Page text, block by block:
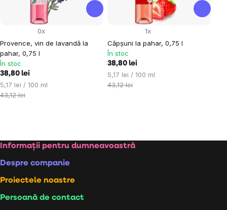
Provence, vin de lavandă la
pahar, 0,75 l
0x
În stoc
38,80 lei
Evaluare
preţ:
5,17 lei / 100 ml
43,12 lei
Căpșuni la pahar, 0,75 l
1x
În stoc
38,80 lei
Evaluare
preţ:
5,17 lei / 100 ml
43,12 lei
listărilor
Subsol
Informații pentru dumneavoastră
Despre companie
Proiectele noastre
Persoană de contact